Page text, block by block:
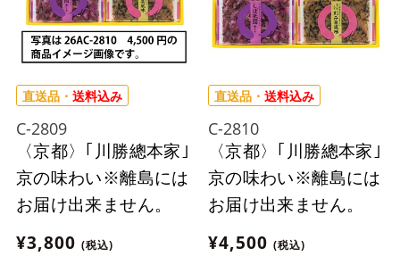
直送品・ 送料込み
C-2809
〈京都〉｢川勝總本家｣
京の味わい※離島には
お届け出来ません。
¥3,800 (税込)
直送品・ 送料込み
C-2810
〈京都〉｢川勝總本家｣
京の味わい※離島には
お届け出来ません。
¥4,500 (税込)